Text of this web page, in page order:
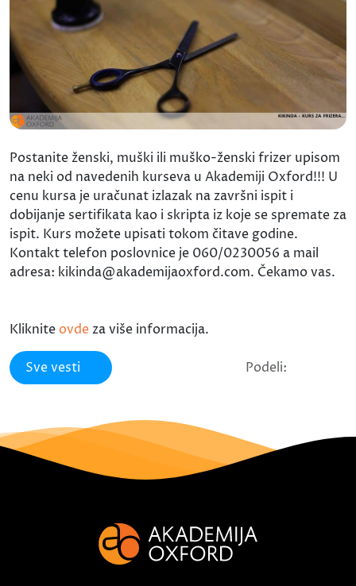
Postanite ženski, muški ili muško-ženski frizer upisom
na neki od navedenih kurseva u Akademiji Oxford!!! U
cenu kursa je uračunat izlazak na završni ispit i
dobijanje sertifikata kao i skripta iz koje se spremate za
ispit. Kurs možete upisati tokom čitave godine.
Kontakt telefon poslovnice je 060/0230056 a mail
adresa: kikinda@akademijaoxford.com. Čekamo vas.
Kliknite ovde za više informacija.
Sve vesti Podeli: